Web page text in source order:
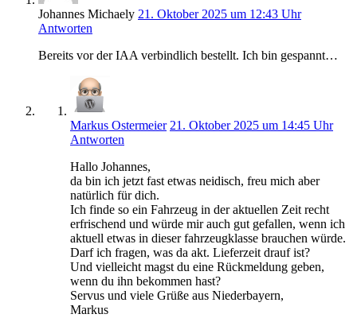
Johannes Michaely 21. Oktober 2025 um 12:43 Uhr
Antworten
Bereits vor der IAA verbindlich bestellt. Ich bin gespannt…
Markus Ostermeier 21. Oktober 2025 um 14:45 Uhr
Antworten
Hallo Johannes,
da bin ich jetzt fast etwas neidisch, freu mich aber
natürlich für dich.
Ich finde so ein Fahrzeug in der aktuellen Zeit recht
erfrischend und würde mir auch gut gefallen, wenn ich
aktuell etwas in dieser fahrzeugklasse brauchen würde.
Darf ich fragen, was da akt. Lieferzeit drauf ist?
Und vielleicht magst du eine Rückmeldung geben,
wenn du ihn bekommen hast?
Servus und viele Grüße aus Niederbayern,
Markus